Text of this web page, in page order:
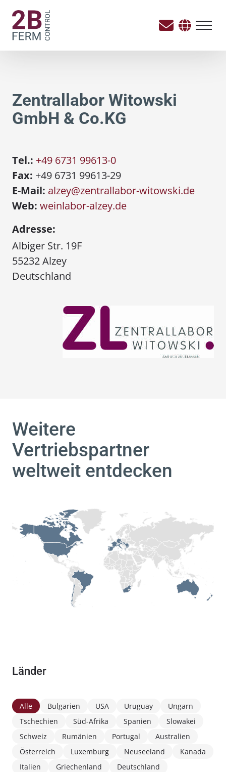
Zentrallabor Witowski
GmbH & Co.KG
Tel.: +49 6731 99613-0
Fax: +49 6731 99613-29
E-Mail: alzey@zentrallabor-witowski.de
Web: weinlabor-alzey.de
Adresse:
Albiger Str. 19F
55232 Alzey
Deutschland
Weitere
Vertriebspartner
weltweit entdecken
Länder
Alle Bulgarien USA Uruguay
Ungarn
Tschechien
Süd-Afrika Spanien
Slowakei
Schweiz
Rumänien Portugal
Australien
Österreich
Luxemburg Neuseeland
Kanada
Italien
Griechenland
Deutschland